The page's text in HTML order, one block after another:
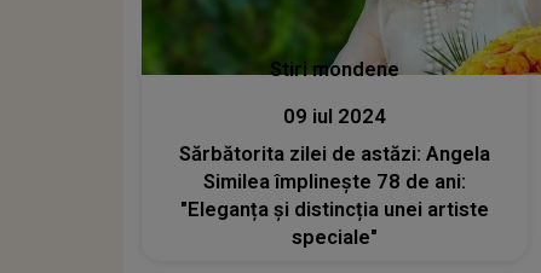
Stiri mondene
09 iul 2024
Sărbătorita zilei de astăzi: Angela
Similea împlinește 78 de ani:
"Eleganța și distincția unei artiste
speciale"